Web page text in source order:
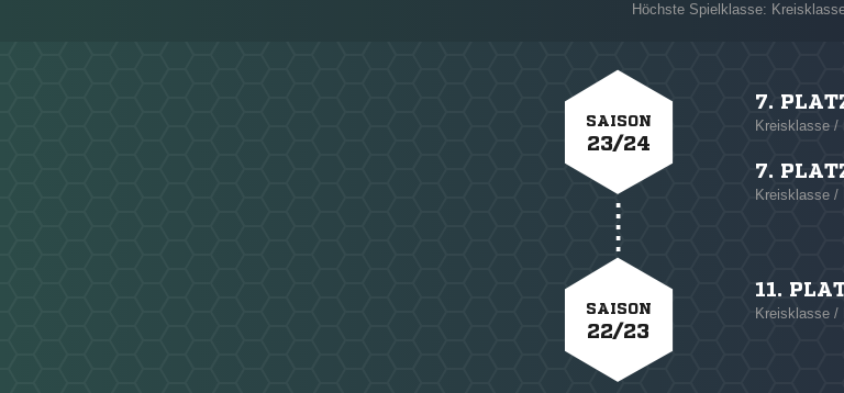
Höchste Spielklasse:
SAISON
23/24
7.
Kreisklasse /
7.
Kreisklasse /
SAISON
22/23
11.
Kreisklasse /